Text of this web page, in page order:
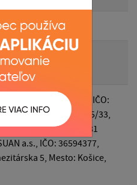
Belá nad Cirochou, IČO:
Osloboditeľov 535/33,
Cirochou, PSČ: 06781
a.s., IČO: 36594377,
5, Mesto: Košice,